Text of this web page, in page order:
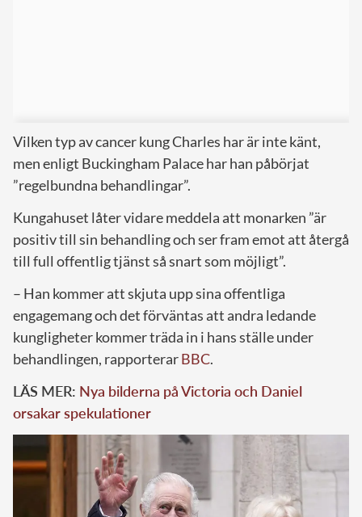
Vilken typ av cancer kung Charles har är inte känt,
men enligt Buckingham Palace har han påbörjat
”regelbundna behandlingar”.
Kungahuset låter vidare meddela att monarken ”är
positiv till sin behandling och ser fram emot att återgå
till full offentlig tjänst så snart som möjligt”.
– Han kommer att skjuta upp sina offentliga
engagemang och det förväntas att andra ledande
kungligheter kommer träda in i hans ställe under
behandlingen, rapporterarBBC.
LÄS MER: Nya bilderna på Victoria och Daniel
orsakar spekulationer